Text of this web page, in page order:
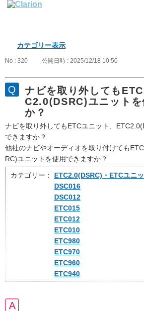
カテゴリー表示
No : 320 公開日時 : 2025/12/18 10:50
ナビを取り外しても
C2.0(DSRC)ユニットを
か？
ナビを取り外してもETCユニット、
できますか？
他社のナビやオーディオを取り付けても
RC)ユニットを使用できますか？
カテゴリー：
ETC2.0(DSRC)・ETCユニ
DSC016
DSC012
ETC015
ETC012
ETC010
ETC980
ETC970
ETC960
ETC940